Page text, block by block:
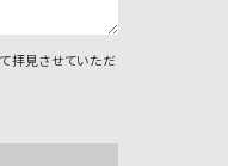
拝見させていただ